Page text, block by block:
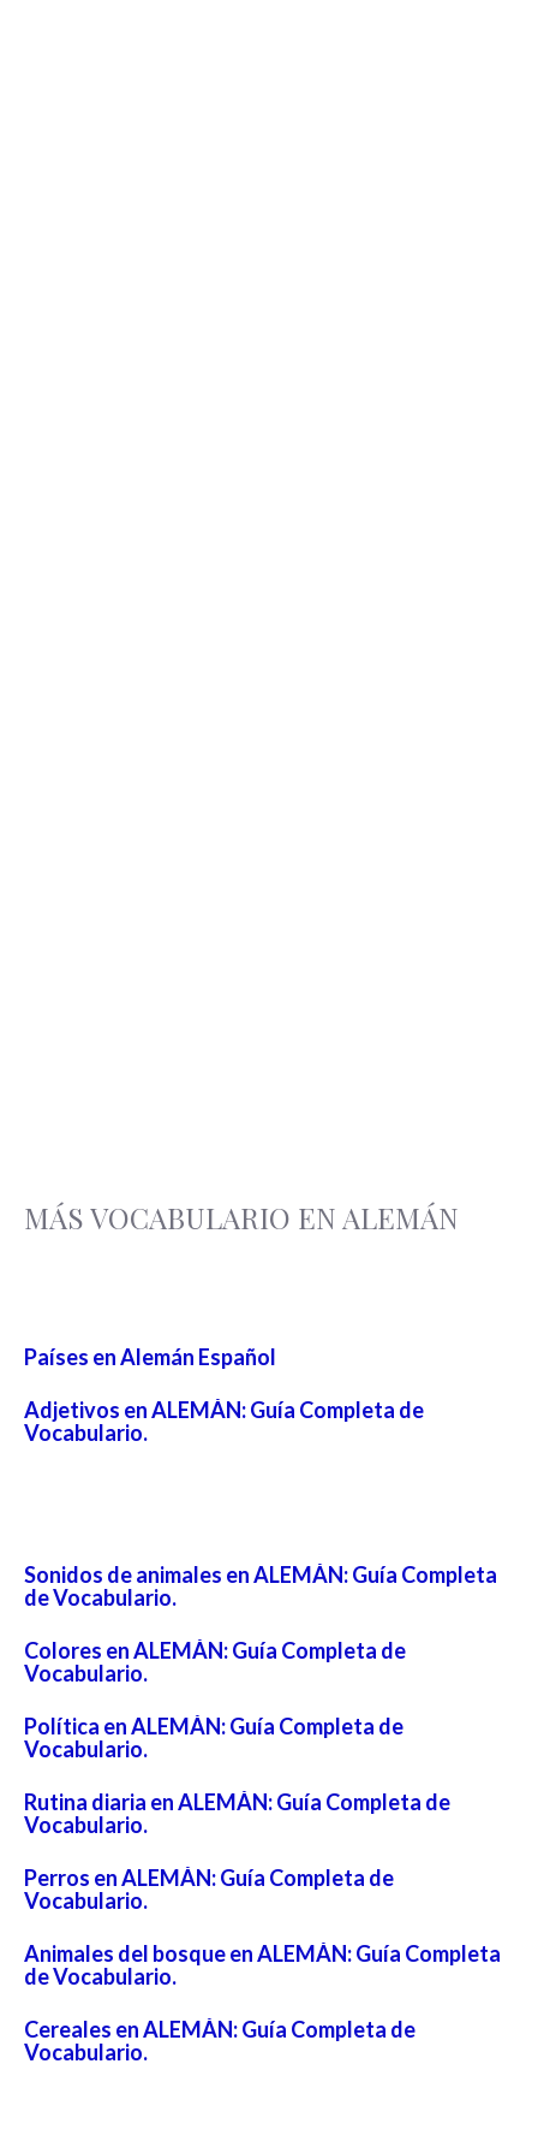
MÁS VOCABULARIO EN ALEMÁN
Países en Alemán Español
Adjetivos en ALEMÁN: Guía Completa de
Vocabulario.
Sonidos de animales en ALEMÁN: Guía Completa
de Vocabulario.
Colores en ALEMÁN: Guía Completa de
Vocabulario.
Política en ALEMÁN: Guía Completa de
Vocabulario.
Rutina diaria en ALEMÁN: Guía Completa de
Vocabulario.
Perros en ALEMÁN: Guía Completa de
Vocabulario.
Animales del bosque en ALEMÁN: Guía Completa
de Vocabulario.
Cereales en ALEMÁN: Guía Completa de
Vocabulario.